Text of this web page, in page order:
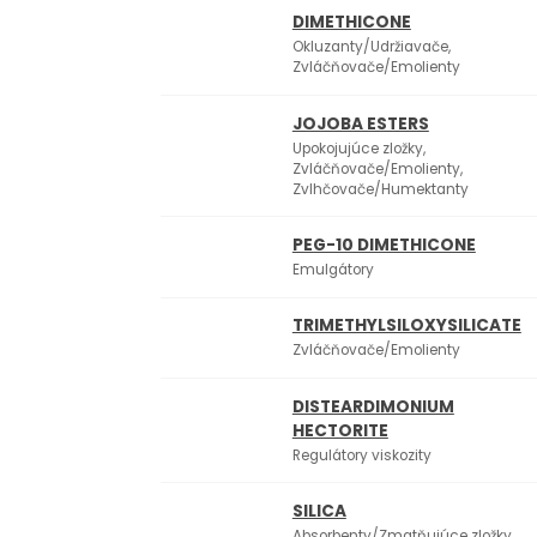
DIMETHICONE
Okluzanty/Udržiavače,
Zvláčňovače/Emolienty
JOJOBA ESTERS
Upokojujúce zložky,
Zvláčňovače/Emolienty,
Zvlhčovače/Humektanty
PEG-10 DIMETHICONE
Emulgátory
TRIMETHYLSILOXYSILICATE
Zvláčňovače/Emolienty
DISTEARDIMONIUM
HECTORITE
Regulátory viskozity
SILICA